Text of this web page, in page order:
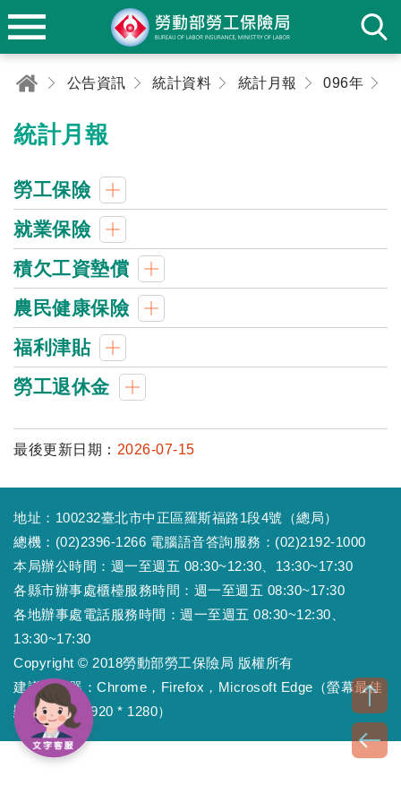
公告資訊 統計資料 統計月報 096年
統計月報
勞工保險
就業保險
積欠工資墊償
農民健康保險
福利津貼
勞工退休金
最後更新日期： 2026-07-15
地址：100232臺北市中正區羅斯福路1段4號（總局）
總機：(02)2396-1266 電腦語音答詢服務：(02)2192-1000
本局辦公時間：週一至週五 08:30~12:30、13:30~17:30
各縣市辦事處櫃檯服務時間：週一至週五 08:30~17:30
各地辦事處電話服務時間：週一至週五 08:30~12:30、
13:30~17:30
Copyright © 2018勞動部勞工保險局 版權所有
建議瀏覽器：Chrome，Firefox，Microsoft Edge（螢幕最佳
顯示效果為1920 * 1280）